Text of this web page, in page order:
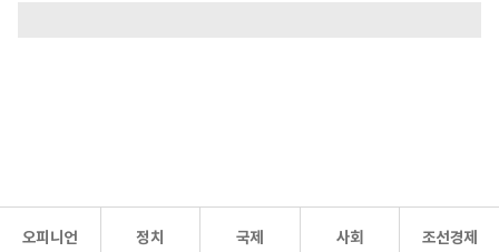
오피니언 정치 국제 사회 조선경제